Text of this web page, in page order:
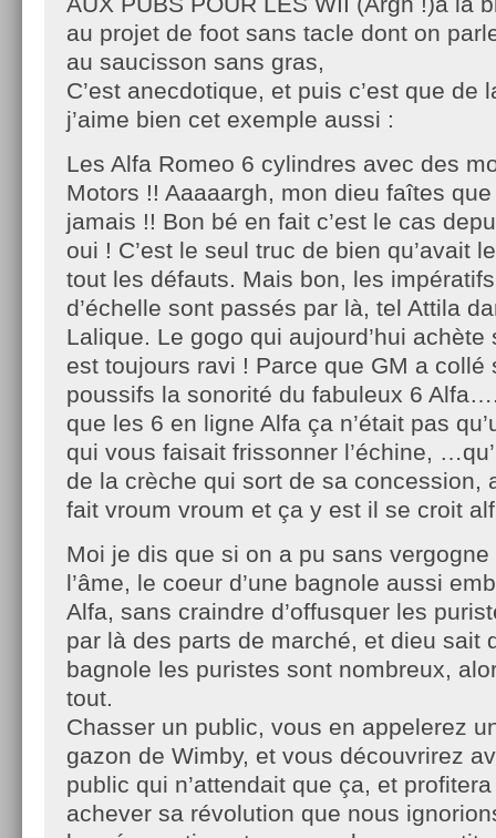
au projet de foot sans tacle dont on
au saucisson sans gras,
C’est anecdotique, et puis c’est que de
j’aime bien cet exemple aussi :
Les Alfa Romeo 6 cylindres avec des
Motors !! Aaaaargh, mon dieu faîtes que
jamais !! Bon bé en fait c’est le cas
oui ! C’est le seul truc de bien qu’avait
tout les défauts. Mais bon, les
d’échelle sont passés par là, tel Attila
Lalique. Le gogo qui aujourd’hui
est toujours ravi ! Parce que GM a collé
poussifs la sonorité du fabuleux 6
que les 6 en ligne Alfa ça n’était pas
qui vous faisait frissonner l’échine,
de la crèche qui sort de sa concession,
fait vroum vroum et ça y est il se croit
Moi je dis que si on a pu sans
l’âme, le coeur d’une bagnole aussi
Alfa, sans craindre d’offusquer les
par là des parts de marché, et dieu sait
bagnole les puristes sont nombreux,
tout.
Chasser un public, vous en appelerez
gazon de Wimby, et vous découvrirez
public qui n’attendait que ça, et
achever sa révolution que nous